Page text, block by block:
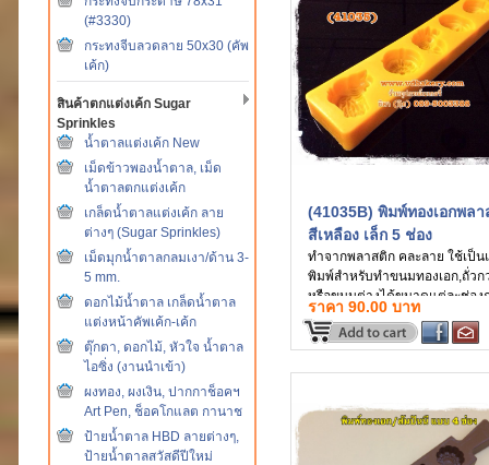
(#3330)
กระทงจีบลวดลาย 50x30 (คัพ
เค้ก)
สินค้าตกแต่งเค้ก Sugar
Sprinkles
น้ำตาลแต่งเค้ก New
เม็ดข้าวพองน้ำตาล, เม็ด
น้ำตาลตกแต่งเค้ก
เกล็ดน้ำตาลแต่งเค้ก ลาย
ต่างๆ (Sugar Sprinkles)
เม็ดมุกน้ำตาลกลมเงา/ด้าน 3-
5 mm.
ดอกไม้น้ำตาล เกล็ดน้ำตาล
แต่งหน้าคัพเค้ก-เค้ก
ตุ๊กตา, ดอกไม้, หัวใจ น้ำตาล
ไอซิ่ง (งานนำเข้า)
ผงทอง, ผงเงิน, ปากกาช็อคฯ
Art Pen, ช็อคโกแลต กานาช
ป้ายน้ำตาล HBD ลายต่างๆ,
ป้ายน้ำตาลสวัสดีปีใหม่
(41035B) พิมพ์ทองเอกพล
สีเหลือง เล็ก 5 ช่อง
ทำจากพลาสติก คละลาย ใช้เป็น
พิมพ์สำหรับทำขนมทองเอก,ถั่วก
หรือขนมต่างได้ขนาดแต่ละช่อง
ยาว ประมาณ 3.5 cm. x ลึกประ
1-1.5 cm.
ราคา 90.00 บาท